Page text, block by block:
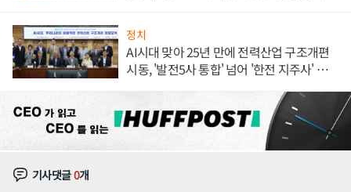
정치
AI시대 맞아 25년 만에 전력산업 구조개편
시동, '발전5사 통합' 넘어 '한전 지주사' 재편
기사댓글0개